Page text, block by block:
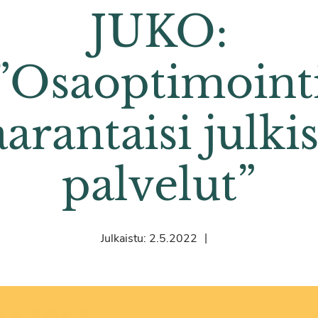
JUKO:
palvelut”
Julkaistu: 2.5.2022 |